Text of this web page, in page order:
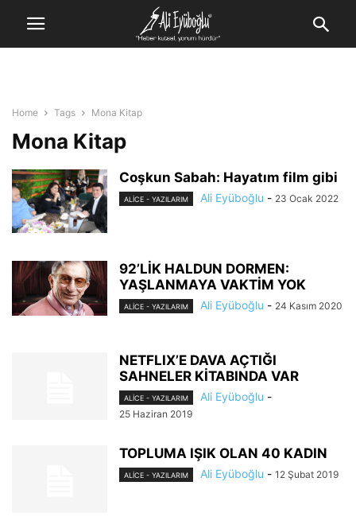
Home Tags Mona Kitap
Mona Kitap
Coşkun Sabah: Hayatım film gibi
ALİCE - YAZILARIM Ali Eyüboğlu - 23 Ocak 2022
92’LİK HALDUN DORMEN:
YAŞLANMAYA VAKTİM YOK
ALİCE - YAZILARIM Ali Eyüboğlu - 24 Kasım 2020
NETFLIX’E DAVA AÇTIĞI
SAHNELER KİTABINDA VAR
ALİCE - YAZILARIM Ali Eyüboğlu -
25 Haziran 2019
TOPLUMA IŞIK OLAN 40 KADIN
ALİCE - YAZILARIM Ali Eyüboğlu - 12 Şubat 2019